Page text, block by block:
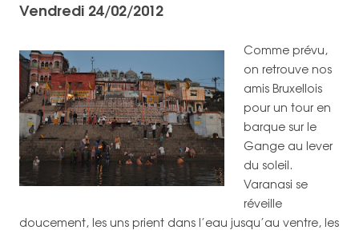
Vendredi 24/02/2012
Comme prévu,
on retrouve nos
amis Bruxellois
pour un tour en
barque sur le
Gange au lever
du soleil.
Varanasi se
réveille
doucement, les uns prient dans l’eau jusqu’au ventre, les